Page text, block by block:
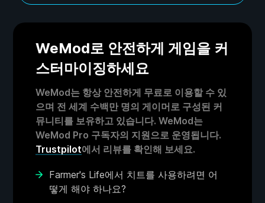
WeMod로 안전하게 게임을 커
스터마이징하세요
WeMod는 항상 안전하게 무료로 이용할 수 있
으며 전 세계 수백만 명의 게이머로 구성된 커
뮤니티를 보유하고 있습니다. WeMod는
WeMod Pro 구독자의 지원으로 운영됩니다.
Trustpilot에서 리뷰를 확인해 보세요.
Farmer's Life에서 치트를 사용하려면 어
떻게 해야 하나요?